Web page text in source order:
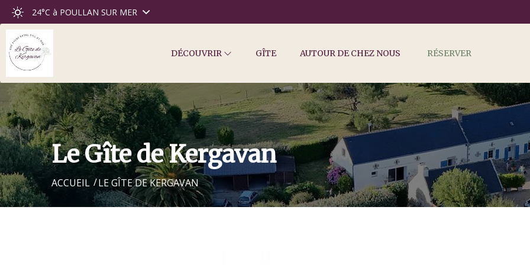
24°C à POULLAN SUR MER
DÉCOUVRIR GÎTE AUTOUR DE CHEZ NOUS RÉSERVER
Le Gîte de Kergavan
ACCUEIL LE GÎTE DE KERGAVAN